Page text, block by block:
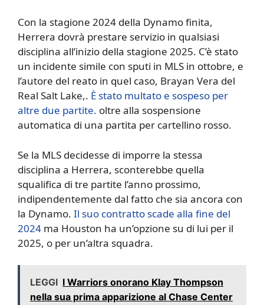
Con la stagione 2024 della Dynamo finita,
Herrera dovrà prestare servizio in qualsiasi
disciplina all’inizio della stagione 2025. C’è stato
un incidente simile con sputi in MLS in ottobre, e
l’autore del reato in quel caso, Brayan Vera del
Real Salt Lake,. È stato multato e sospeso per
altre due partite. oltre alla sospensione
automatica di una partita per cartellino rosso.
Se la MLS decidesse di imporre la stessa
disciplina a Herrera, sconterebbe quella
squalifica di tre partite l’anno prossimo,
indipendentemente dal fatto che sia ancora con
la Dynamo. Il suo contratto scade alla fine del
2024 ma Houston ha un’opzione su di lui per il
2025, o per un’altra squadra.
LEGGI I Warriors onorano Klay Thompson
nella sua prima apparizione al Chase Center